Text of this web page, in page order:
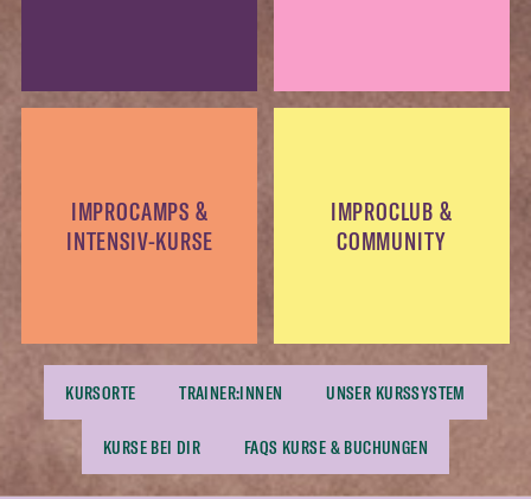
IMPROCAMPS &
INTENSIV-KURSE
IMPROCLUB &
COMMUNITY
KURSORTE TRAINER:INNEN UNSER KURSSYSTEM
KURSE BEI DIR FAQS KURSE & BUCHUNGEN